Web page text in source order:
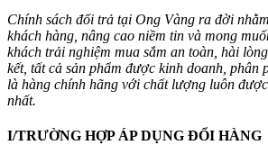
Chính sách đổi trả tại Ong Vàng ra đời
khách hàng, nâng cao niềm tin và mong
khách trải nghiệm mua sắm an toàn, hài
kết, tất cả sản phẩm được kinh doanh, phân
là hàng chính hãng với chất lượng luôn
nhất.
I/TRƯỜNG HỢP ÁP DỤNG ĐỔI HÀNG